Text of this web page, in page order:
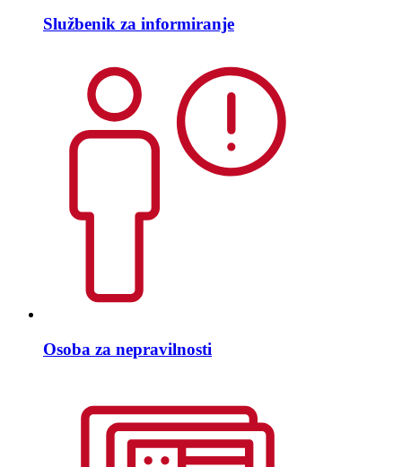
Službenik za informiranje
Osoba za nepravilnosti